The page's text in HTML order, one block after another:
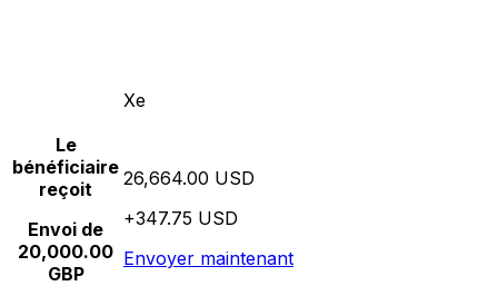
Xe
Le
bénéficiaire
reçoit
Envoi de
20,000.00
GBP
26,664.00 USD
+347.75 USD
Envoyer maintenant